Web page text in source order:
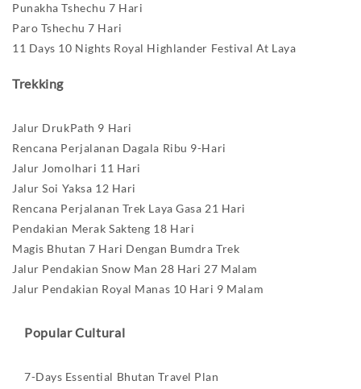
Punakha Tshechu 7 Hari
Paro Tshechu 7 Hari
11 Days 10 Nights Royal Highlander Festival At Laya
Trekking
Jalur DrukPath 9 Hari
Rencana Perjalanan Dagala Ribu 9-Hari
Jalur Jomolhari 11 Hari
Jalur Soi Yaksa 12 Hari
Rencana Perjalanan Trek Laya Gasa 21 Hari
Pendakian Merak Sakteng 18 Hari
Magis Bhutan 7 Hari Dengan Bumdra Trek
Jalur Pendakian Snow Man 28 Hari 27 Malam
Jalur Pendakian Royal Manas 10 Hari 9 Malam
Popular Cultural
7-Days Essential Bhutan Travel Plan